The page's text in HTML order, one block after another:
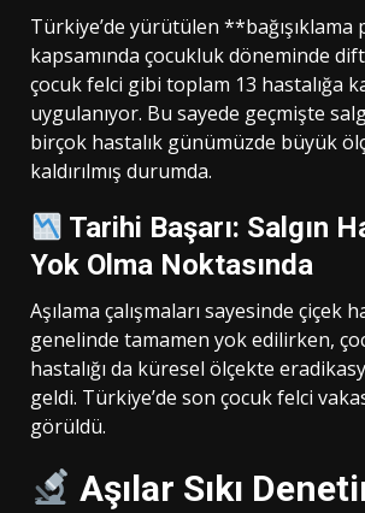
Türkiye’de yürütülen **bağışıklama
kapsamında çocukluk döneminde
çocuk felci gibi toplam 13 hastalığa
uygulanıyor. Bu sayede geçmişte
birçok hastalık günümüzde büyük
kaldırılmış durumda.
Tarihi Başarı: Salgın
Yok Olma Noktasında
Aşılama çalışmaları sayesinde çiçek
genelinde tamamen yok edilirken,
hastalığı da küresel ölçekte
geldi. Türkiye’de son çocuk felci
görüldü.
Aşılar Sıkı